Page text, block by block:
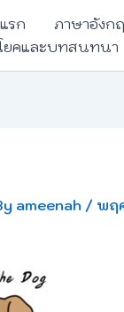
รก ภาษาอัง
ยคและบทสนทนา
ameenah / พฤ